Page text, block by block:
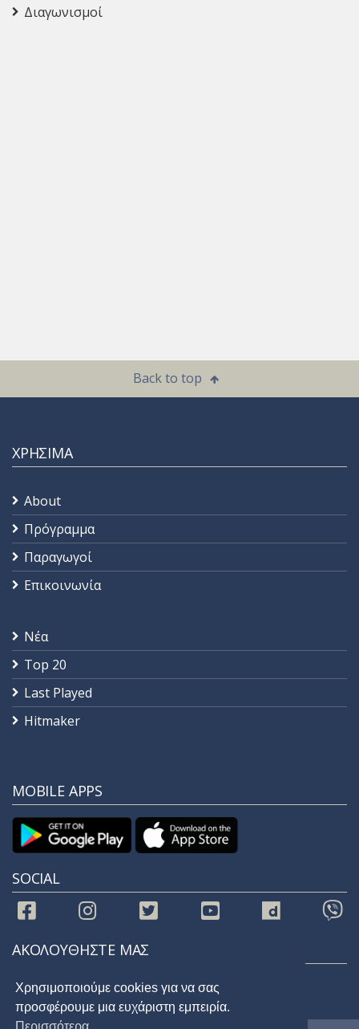
Διαγωνισμοί
Back to top
ΧΡΗΣΙΜΑ
About
Πρόγραμμα
Παραγωγοί
Επικοινωνία
Νέα
Top 20
Last Played
Hitmaker
MOBILE APPS
SOCIAL
ΑΚΟΛΟΥΘΗΣΤΕ ΜΑΣ
Χρησιμοποιούμε cookies για να σας
προσφέρουμε μια ευχάριστη εμπειρία.
Περισσότερα